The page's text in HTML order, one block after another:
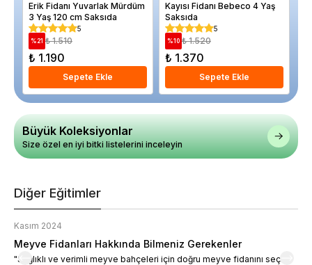
Erik Fidanı Yuvarlak Mürdüm
3 Yaş 120 cm Saksıda
5
%21 ₺ 1.510
₺ 1.190
Sepete Ekle
Kayısı Fidanı Bebeco 4 Yaş
Saksıda
5
%10 ₺ 1.520
₺ 1.370
Sepete Ekle
Büyük Koleksiyonlar
Size özel en iyi bitki listelerini inceleyin
Diğer Eğitimler
Kasım 2024
Meyve Fidanları Hakkında Bilmeniz Gerekenler
"Sağlıklı ve verimli meyve bahçeleri için doğru meyve fidanını seçin."